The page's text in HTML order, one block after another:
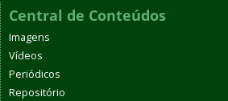
Central de Conteúdos
Imagens
Vídeos
Periódicos
Repositório